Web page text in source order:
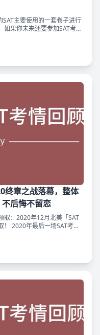
主要使用的一套卷子进行
如果你未来还要参加SAT考
式见文末。 11月北美卷使
终章之战落幕，整体
后悔不留恋
取：2020年12月北美「SAT
2020年最后一场SAT考试
月多套实验卷中的一套。这